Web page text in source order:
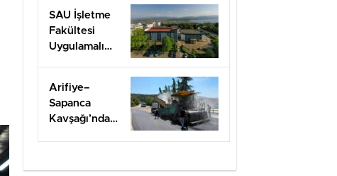
SAU İşletme
Fakültesi
Uygulamalı
Hazırlıyor
Arifiye–
Sapanca
Kavşağı’nda